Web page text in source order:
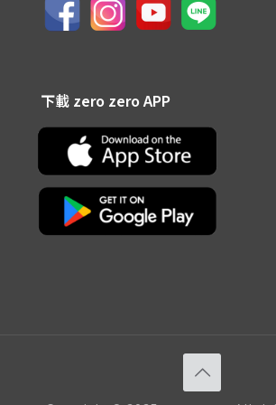
下載 zero zero APP